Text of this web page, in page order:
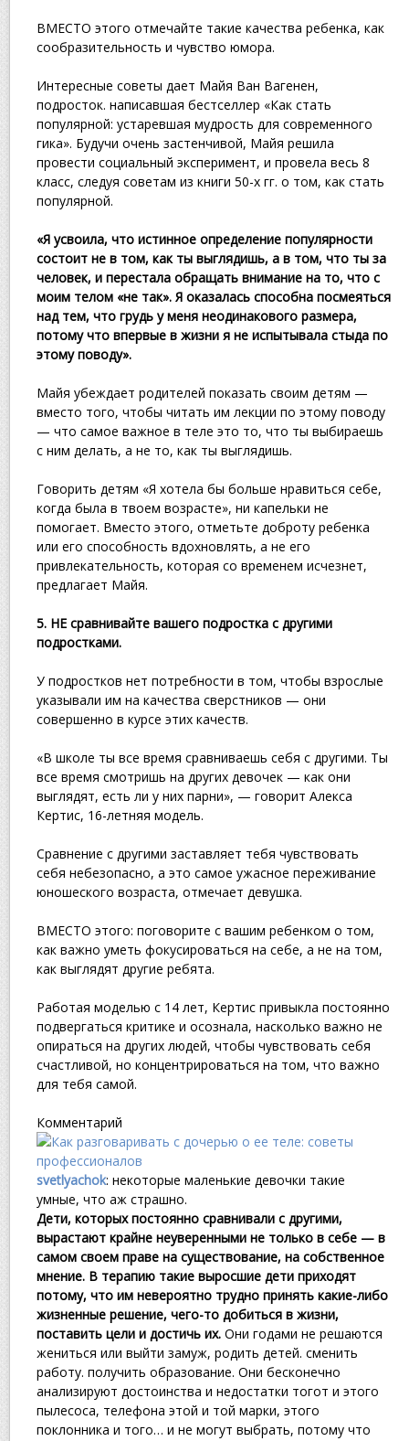
ВМЕСТО этого отмечайте такие качества ребенка, как
сообразительность и чувство юмора.
Интересные советы дает Майя Ван Вагенен,
подросток. написавшая бестселлер «Как стать
популярной: устаревшая мудрость для современного
гика». Будучи очень застенчивой, Майя решила
провести социальный эксперимент, и провела весь 8
класс, следуя советам из книги 50-х гг. о том, как стать
популярной.
«Я усвоила, что истинное определение популярности
состоит не в том, как ты выглядишь, а в том, что ты за
человек, и перестала обращать внимание на то, что с
моим телом «не так». Я оказалась способна посмеяться
над тем, что грудь у меня неодинакового размера,
потому что впервые в жизни я не испытывала стыда по
этому поводу».
Майя убеждает родителей показать своим детям —
вместо того, чтобы читать им лекции по этому поводу
— что самое важное в теле это то, что ты выбираешь
с ним делать, а не то, как ты выглядишь.
Говорить детям «Я хотела бы больше нравиться себе,
когда была в твоем возрасте», ни капельки не
помогает. Вместо этого, отметьте доброту ребенка
или его способность вдохновлять, а не его
привлекательность, которая со временем исчезнет,
предлагает Майя.
5. НЕ сравнивайте вашего подростка с другими
подростками.
У подростков нет потребности в том, чтобы взрослые
указывали им на качества сверстников — они
совершенно в курсе этих качеств.
«В школе ты все время сравниваешь себя с другими. Ты
все время смотришь на других девочек — как они
выглядят, есть ли у них парни», — говорит Алекса
Кертис, 16-летняя модель.
Сравнение с другими заставляет тебя чувствовать
себя небезопасно, а это самое ужасное переживание
юношеского возраста, отмечает девушка.
ВМЕСТО этого: поговорите с вашим ребенком о том,
как важно уметь фокусироваться на себе, а не на том,
как выглядят другие ребята.
Работая моделью с 14 лет, Кертис привыкла постоянно
подвергаться критике и осознала, насколько важно не
опираться на других людей, чтобы чувствовать себя
счастливой, но концентрироваться на том, что важно
для тебя самой.
Комментарий
svetlyachok: некоторые маленькие девочки такие
умные, что аж страшно.
Дети, которых постоянно сравнивали с другими,
вырастают крайне неуверенными не только в себе — в
самом своем праве на существование, на собственное
мнение. В терапию такие выросшие дети приходят
потому, что им невероятно трудно принять какие-либо
жизненные решение, чего-то добиться в жизни,
поставить цели и достичь их. Они годами не решаются
жениться или выйти замуж, родить детей. сменить
работу. получить образование. Они бесконечно
анализируют достоинства и недостатки тогот и этого
пылесоса, телефона этой и той марки, этого
поклонника и того… и не могут выбрать, потому что